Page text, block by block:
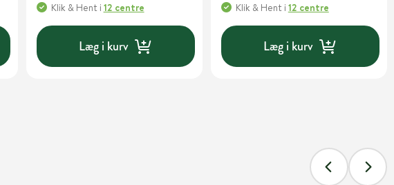
Klik & Hent i 12 centre
Læg i kurv
Klik & Hent i 12 centre
Læg i kurv